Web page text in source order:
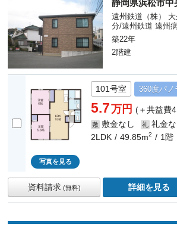
静岡県浜松市中
遠州鉄道（株）
分/遠州鉄道 遠州
築22年
2階建
写真を見る
101号室 360度パノ
5.7万円(＋共益費
敷 敷金なし 礼 礼金
2LDK
49.85m2 1階
資料請求 (無料) 詳細を見る